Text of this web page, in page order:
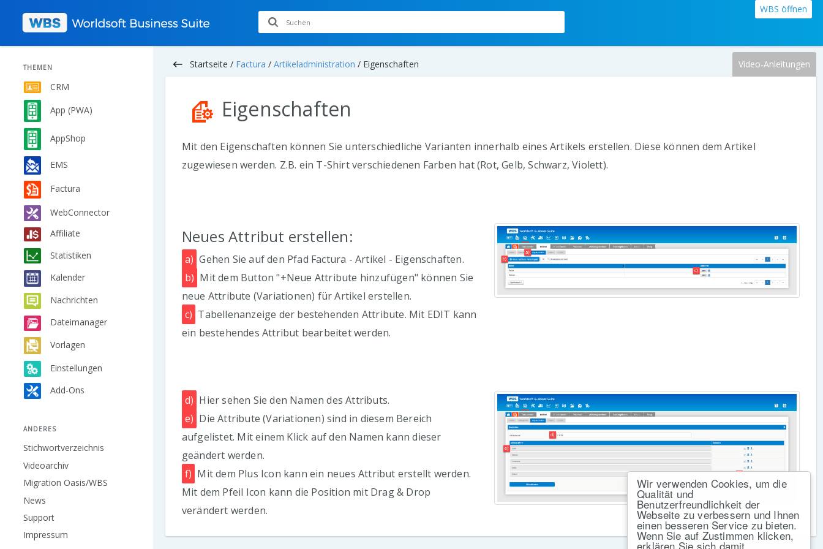
Wir verwenden Cookies, um die
Qualität und
Benutzerfreundlichkeit der
Webseite zu verbessern und Ihnen
einen besseren Service zu bieten.
Wenn Sie auf Zustimmen klicken,
erklären Sie sich damit
WBS öffnen
THEMEN
CRM
App (PWA)
AppShop
EMS
Factura
WebConnector
Affiliate
Statistiken
Kalender
Nachrichten
Dateimanager
Vorlagen
Einstellungen
Add-Ons
ANDERES
Stichwortverzeichnis
Videoarchiv
Migration Oasis/WBS
News
Support
Impressum
keyboard_backspace Startseite / Factura / Artikeladministration / Eigenschaften Video-Anleitungen
Eigenschaften
Mit den Eigenschaften können Sie unterschiedliche Varianten innerhalb eines Artikels erstellen. Diese können dem Artikel
zugewiesen werden. Z.B. ein T-Shirt verschiedenen Farben hat (Rot, Gelb, Schwarz, Violett).
Neues Attribut erstellen:
a) Gehen Sie auf den Pfad Factura - Artikel - Eigenschaften.
b) Mit dem Button "+Neue Attribute hinzufügen" können Sie
neue Attribute (Variationen) für Artikel erstellen.
c) Tabellenanzeige der bestehenden Attribute. Mit EDIT kann
ein bestehendes Attribut bearbeitet werden.
d) Hier sehen Sie den Namen des Attributs.
e) Die Attribute (Variationen) sind in diesem Bereich
aufgelistet. Mit einem Klick auf den Namen kann dieser
geändert werden.
f) Mit dem Plus Icon kann ein neues Attribut erstellt werden.
Mit dem Pfeil Icon kann die Position mit Drag & Drop
verändert werden.